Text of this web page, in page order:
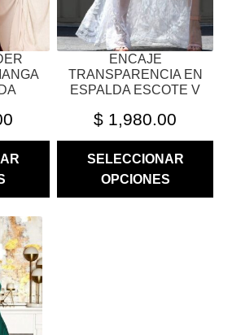
ENCAJE
TRANSPARENCIA EN
ESPALDA ESCOTE V
$ 1,980.00
SELECCIONAR
OPCIONES
LA
PÁGINA
PRODUCTO